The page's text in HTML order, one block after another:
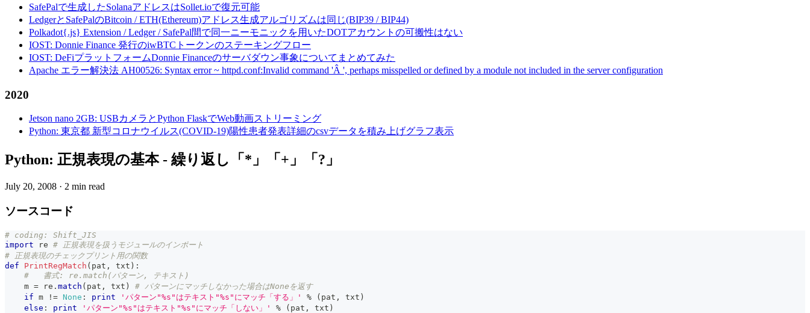
SafePalで生成したSolanaアドレスはSollet.ioで復元可能
LedgerとSafePalのBitcoin / ETH(Ethereum)アドレス生成アルゴリズムは同じ(BIP39 / BIP44)
Polkadot{.js} Extension / Ledger / SafePal間で同一ニーモニックを用いたDOTアカウントの可搬性はない
IOST: Donnie Finance 発行のiwBTCトークンのステーキングフロー
IOST: DeFiプラットフォームDonnie Financeのサーバダウン事象についてまとめてみた
Apache エラー解決法 AH00526: Syntax error ~ httpd.conf:Invalid command 'Â ', perhaps misspelled or defined by a module not included in the server configuration
2020
Jetson nano 2GB: USBカメラとPython FlaskでWeb動画ストリーミング
Python: 東京都 新型コロナウイルス(COVID-19)陽性患者発表詳細のcsvデータを積み上げグラフ表示
Python: 正規表現の基本 - 繰り返し「*」「+」「?」
July 20, 2008 · 2 min read
ソースコード
# coding: Shift_JIS
import re # 正規表現を扱うモジュールのインポート
# 正規表現のチェックプリント用の関数
def
PrintRegMatch ( pat , txt ) :
#   書式: re.match(パターン, テキスト)
    m
= re . match ( pat , txt )
# パターンにマッチしなかった場合はNoneを返す
if m != None : print 'パターン"%s"はテキスト"%s"にマッチ「する」' % ( pat , txt )
else : print 'パターン"%s"はテキスト"%s"にマッチ「しない」' % ( pat , txt )